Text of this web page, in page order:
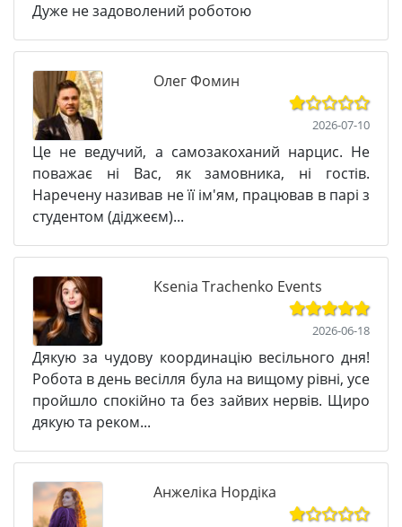
Дуже не задоволений роботою
Олег Фомин
2026-07-10
Це не ведучий, а самозакоханий нарцис. Не
поважає ні Вас, як замовника, ні гостів.
Наречену називав не її ім'ям, працював в парі з
студентом (діджеєм)...
Ksenia Trachenko Events
2026-06-18
Дякую за чудову координацію весільного дня!
Робота в день весілля була на вищому рівні, усе
пройшло спокійно та без зайвих нервів. Щиро
дякую та реком...
Анжеліка Нордіка